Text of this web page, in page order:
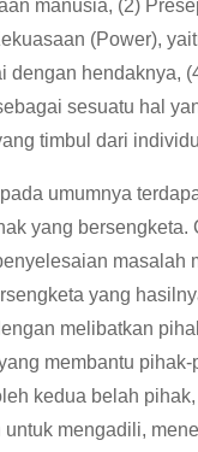
manusia, (2)
(Power),
dengan hendaknya,
sesuatu hal
timbul dari
umumnya
yang
masalah
yang
melibatkan
membantu
kedua belah
mengadili,